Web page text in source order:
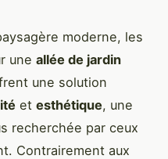
moderne, les
une allée de jardin
une solution
et esthétique, une
recherchée par ceux
Contrairement aux